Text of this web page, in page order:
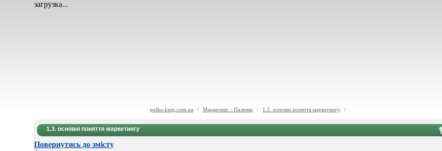
загрузка...
polka-knig.com.ua / Маркетинг - Паленко / 1.3. основні поняття маркетингу /
1.3. основні поняття маркетингу
Повернутись до змісту